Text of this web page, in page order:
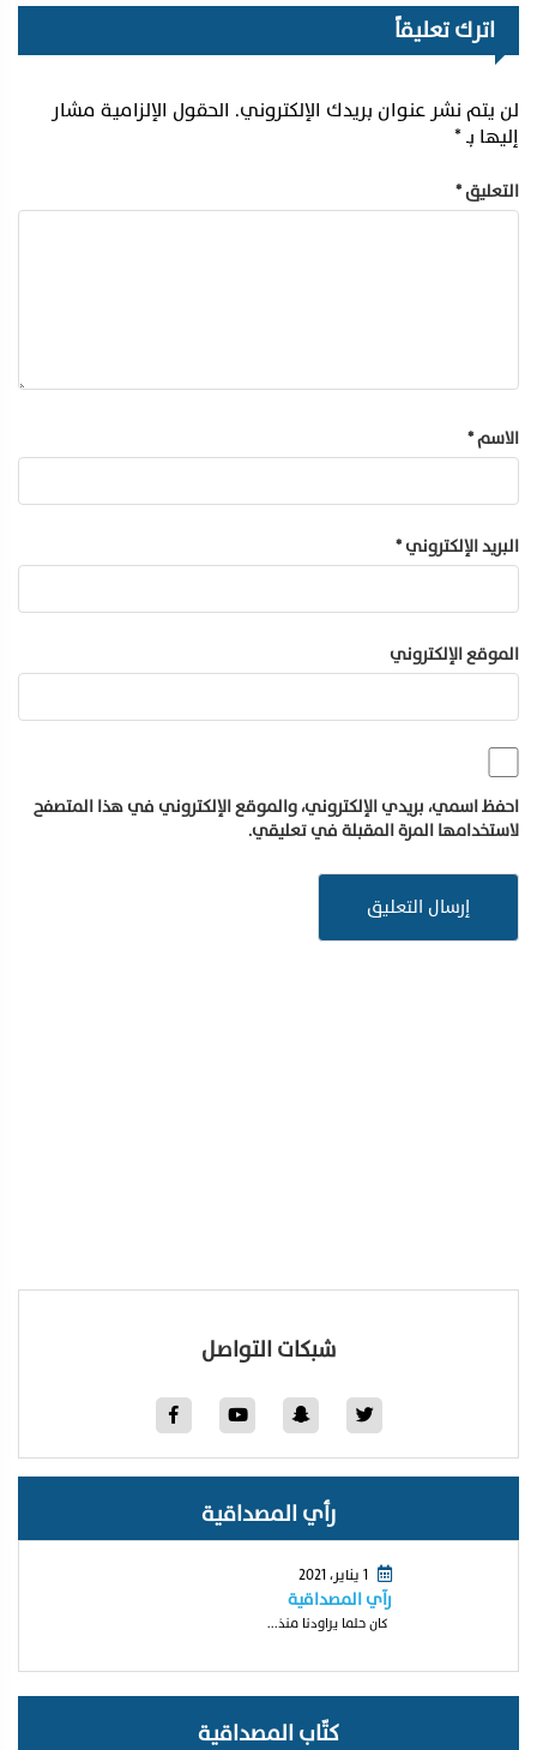
اترك تعليقاً
لن يتم نشر عنوان بريدك الإلكتروني. الحقول الإلزامية مشار
إليها بـ*
التعليق*
الاسم*
البريد الإلكتروني*
الموقع الإلكتروني
احفظ اسمي، بريدي الإلكتروني، والموقع الإلكتروني في هذا المتصفح
لاستخدامها المرة المقبلة في تعليقي.
شبكات التواصل
رأي المصداقية
1 يناير، 2021
رآي المصداقية
كان حلما يراودنا منذ...
كتّاب المصداقية